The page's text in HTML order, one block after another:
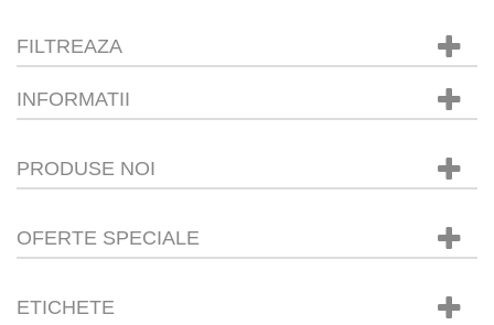
FILTREAZA
INFORMATII
PRODUSE NOI
OFERTE SPECIALE
ETICHETE